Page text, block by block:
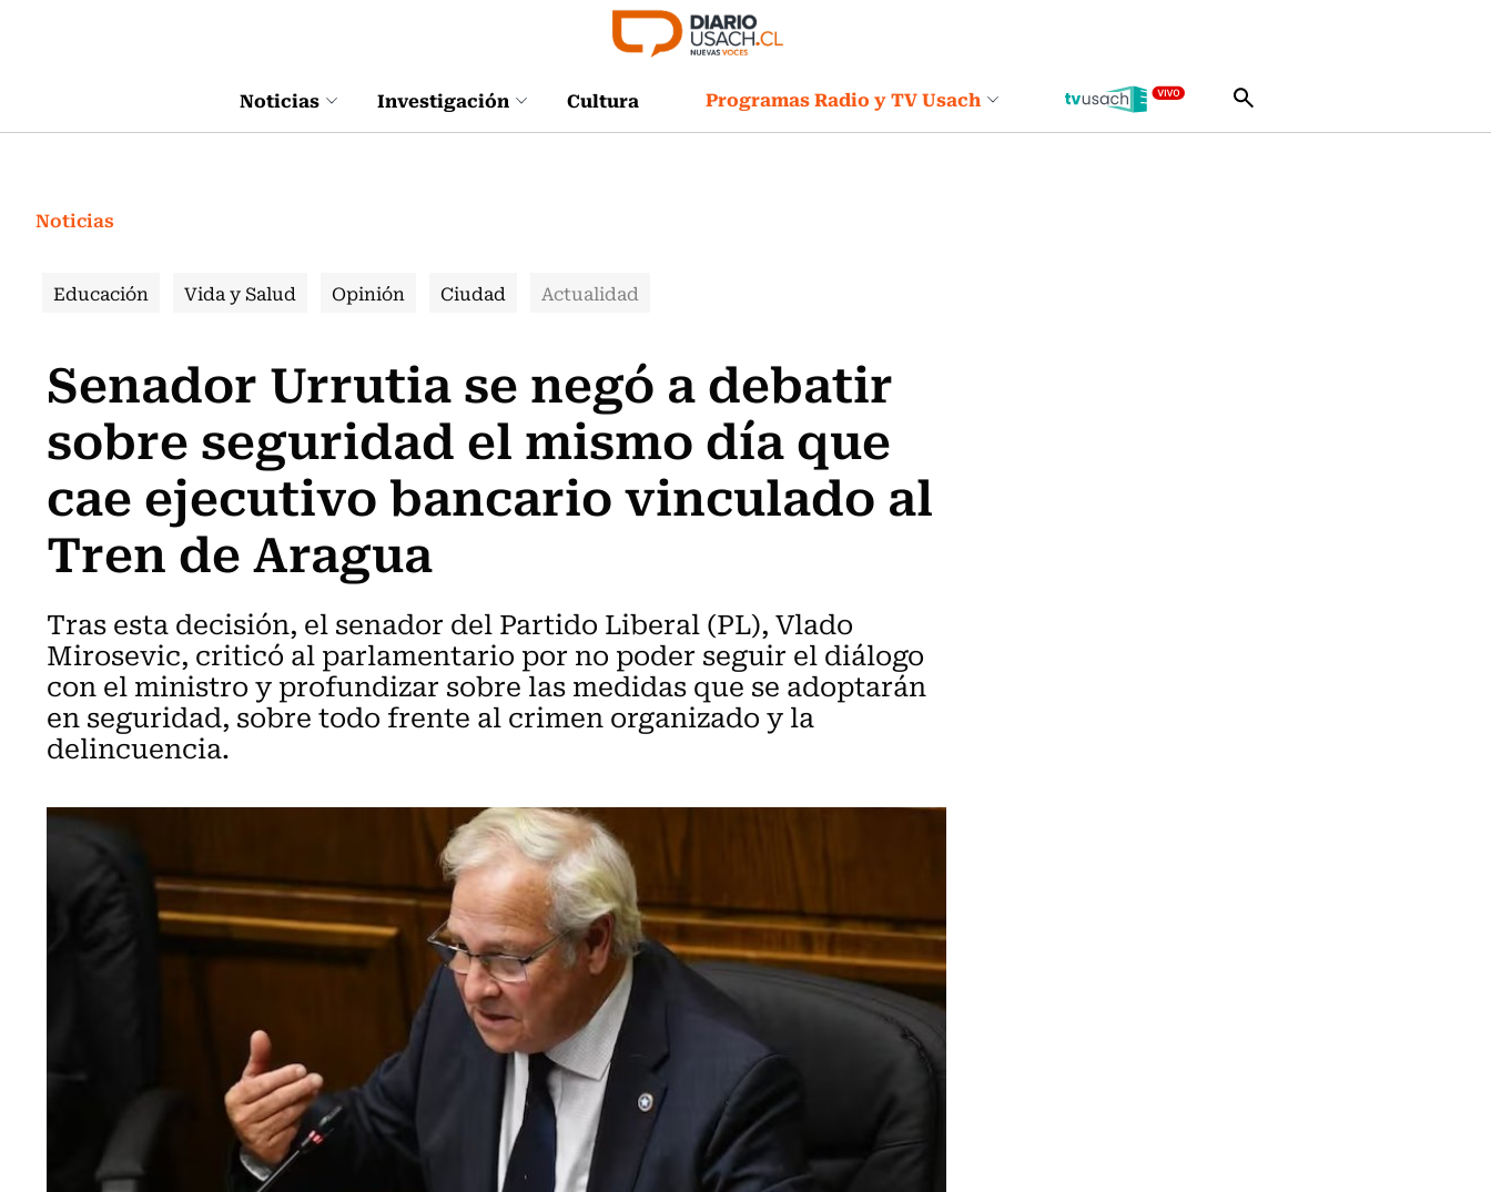
Noticias Investigación Cultura Programas Radio y TV Usach
Noticias
Educación Vida y Salud Opinión Ciudad Actualidad
Senador Urrutia se negó a debatir
sobre seguridad el mismo día que
cae ejecutivo bancario vinculado al
Tren de Aragua
Tras esta decisión, el senador del Partido Liberal (PL), Vlado
Mirosevic, criticó al parlamentario por no poder seguir el diálogo
con el ministro y profundizar sobre las medidas que se adoptarán
en seguridad, sobre todo frente al crimen organizado y la
delincuencia.